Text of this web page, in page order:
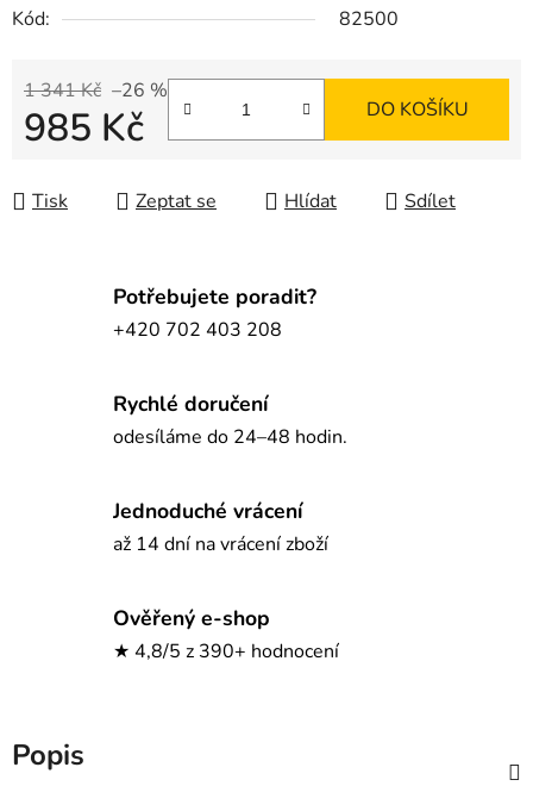
Kód:
82500
1 341 Kč –26 %
985 Kč DO KOŠÍKU
Tisk Zeptat se Hlídat Sdílet
Potřebujete poradit?
+420 702 403 208
Rychlé doručení
odesíláme do 24–48 hodin.
Jednoduché vrácení
až 14 dní na vrácení zboží
Ověřený e-shop
★ 4,8/5 z 390+ hodnocení
Popis